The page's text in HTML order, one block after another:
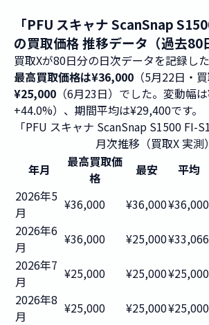
「PFU スキャナ ScanSnap
の買取価格 推移データ（過去80
買取Xが80日分の日次データを記録し
最高買取価格は¥36,000 （5月22日・
¥25,000 （6月23日）でした。変動幅
+44.0%）、期間平均は¥29,400です。
「PFU スキャナ ScanSnap S1500 FI-
月次推移（買取X 実測）
年月
最高買取価
格
最安 平均
2026年5
月
¥36,000 ¥36,000¥36,000
2026年6
月
¥36,000 ¥25,000¥33,066
2026年7
月
¥25,000 ¥25,000¥25,000
2026年8
月
¥25,000 ¥25,000¥25,000